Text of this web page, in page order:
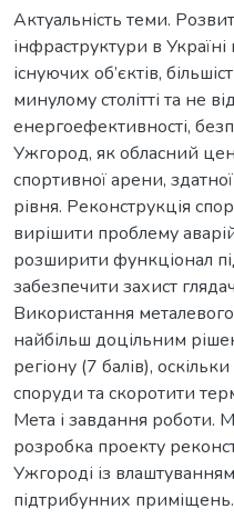
Актуальність теми.
інфраструктури в
існуючих об’єктів,
минулому столітті та не
енергоефективності,
Ужгород, як обласний
спортивної арени,
рівня. Реконструкція
вирішити проблему
розширити функціонал
забезпечити захист
Використання
найбільш доцільним
регіону (7 балів),
споруди та скоротити
Мета і завдання роботи.
розробка проекту
Ужгороді із
підтрибунних